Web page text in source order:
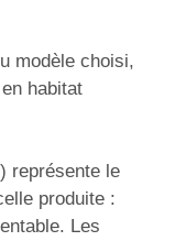
modèle choisi,
habitat
représente le
produite :
Les